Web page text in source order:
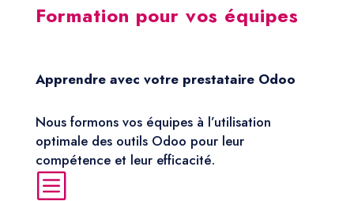
Formation pour vos équipes
Apprendre avec votre prestataire Odoo
Nous formons vos équipes à l’utilisation
optimale des outils Odoo pour leur
compétence et leur efficacité.
b